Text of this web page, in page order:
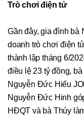
Trò chơi điện tử
Gần đây, gia đình bà
doanh trò chơi điện
thành lập tháng 6/
điều lệ 23 tỷ đồng,
Nguyễn Đức Hiếu
Nguyễn Đức Hinh
HĐQT và bà Thúy